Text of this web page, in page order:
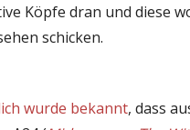
Köpfe dran und diese
schicken.
wurde bekannt, dass